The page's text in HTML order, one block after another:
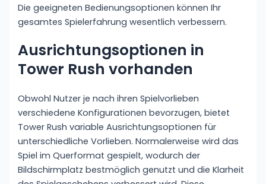
Die geeigneten Bedienungsoptionen können Ihr
gesamtes Spielerfahrung wesentlich verbessern.
Ausrichtungsoptionen in
Tower Rush vorhanden
Obwohl Nutzer je nach ihren Spielvorlieben
verschiedene Konfigurationen bevorzugen, bietet
Tower Rush variable Ausrichtungsoptionen für
unterschiedliche Vorlieben. Normalerweise wird das
Spiel im Querformat gespielt, wodurch der
Bildschirmplatz bestmöglich genutzt und die Klarheit